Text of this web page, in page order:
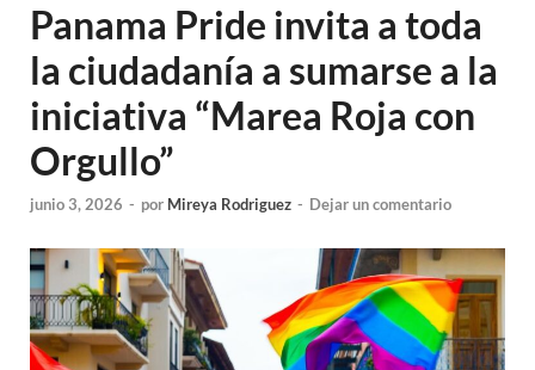
Panama Pride invita a toda
la ciudadanía a sumarse a la
iniciativa “Marea Roja con
Orgullo”
junio 3, 2026 - por Mireya Rodriguez - Dejar un comentario